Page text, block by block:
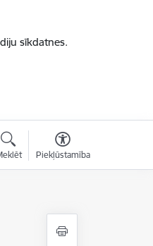
sīkdatnes.
Piekļūstamība